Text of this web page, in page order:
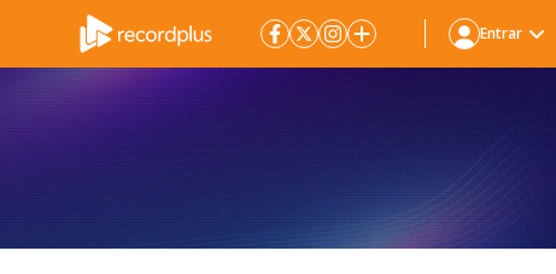
Entrar